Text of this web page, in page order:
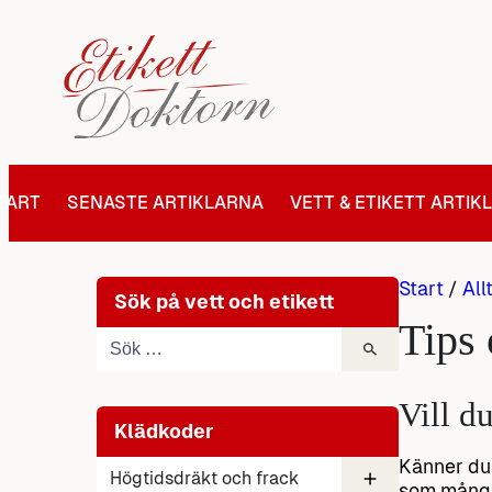
innehåll
SENASTE ARTIKLARNA VETT & ETIKETT
Sök på vett och etikett
Klädkoder
Högtidsdräkt och frack
Start /
Tips
Vill
Känner